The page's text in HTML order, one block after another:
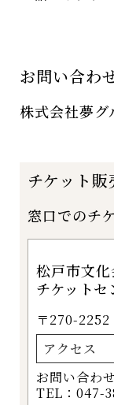
お問い合わ
株式会社夢
チケット
窓口でのチ
松戸市文
チケットセ
〒270-2252
アクセス
お問い合わせ
TEL：047-